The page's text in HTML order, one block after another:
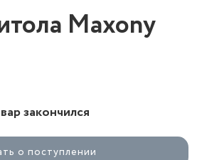
Maxony
закончился
о поступлении